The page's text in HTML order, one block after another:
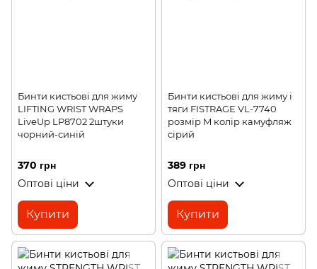
Бинти кистьові для жиму
LIFTING WRIST WRAPS
LiveUp LP8702 2штуки
чорний-синій
370 грн
Оптові ціни
Купити
Бинти кистьові для жиму і
тяги FISTRAGE VL-7740
розмір M колір камуфляж
сірий
389 грн
Оптові ціни
Купити